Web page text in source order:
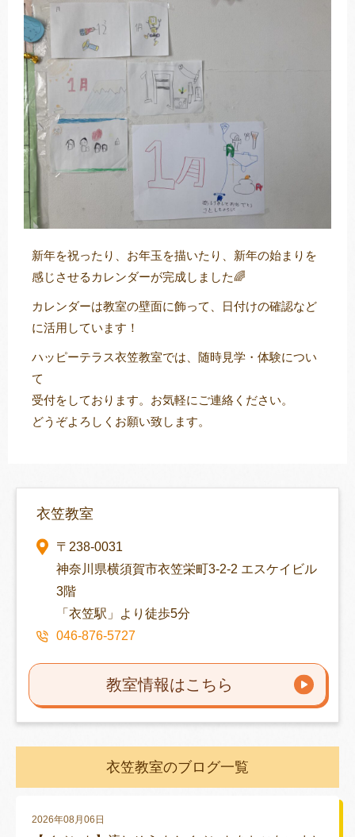
新年を祝ったり、お年玉を描いたり、新年の始まりを
感じさせるカレンダーが完成しました🌈
カレンダーは教室の壁面に飾って、日付けの確認など
に活用しています！
ハッピーテラス衣笠教室では、随時見学・体験につい
て
受付をしております。お気軽にご連絡ください。
どうぞよろしくお願い致します。
衣笠教室
〒238-0031
神奈川県横須賀市衣笠栄町3-2-2 エスケイビル
3階
「衣笠駅」より徒歩5分
046-876-5727
教室情報はこちら
衣笠教室のブログ一覧
2026年08月06日